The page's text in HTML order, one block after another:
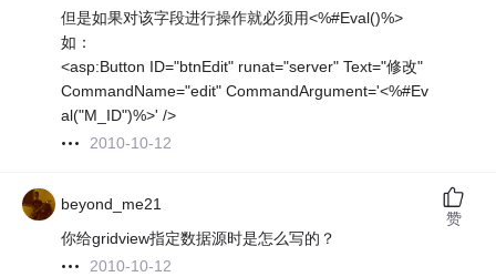
但是如果对该字段进行操作就必须用<%#Eval()%>
如：
<asp:Button ID="btnEdit" runat="server" Text="修改"
CommandName="edit" CommandArgument='<%#Ev
al("M_ID")%>' />
2010-10-12
beyond_me21
你给gridview指定数据源时是怎么写的？
2010-10-12
赞